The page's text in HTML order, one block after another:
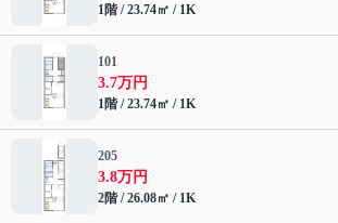
1階 / 23.74㎡ / 1K
101
3.7万円
1階 / 23.74㎡ / 1K
205
3.8万円
2階 / 26.08㎡ / 1K